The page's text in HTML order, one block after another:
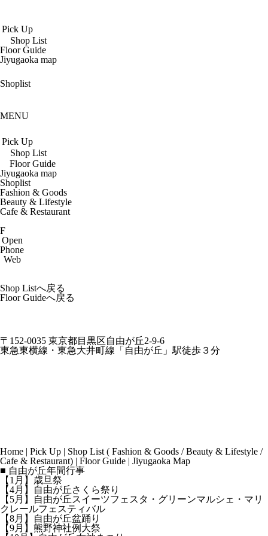
Pick Up
Shop List
Floor Guide
Jiyugaoka map
Shoplist
MENU
Pick Up
Shop List
Floor Guide
Jiyugaoka map
Shoplist
Fashion & Goods
Beauty & Lifestyle
Cafe & Restaurant
F
Open
Phone
Web
Shop Listへ戻る
Floor Guideへ戻る
〒152-0035 東京都目黒区自由が丘2-9-6
東急東横線・東急大井町線「自由が丘」駅徒歩３分
Home | Pick Up | Shop List ( Fashion & Goods /Beauty & Lifestyle /
Cafe & Restaurant) | Floor Guide | Jiyugaoka Map
■ 自由が丘年間行事
【1月】歳旦祭
【4月】自由が丘さくら祭り
【5月】自由が丘スイーツフェスタ・グリーンマルシェ・マリ
クレールフェスティバル
【8月】自由が丘盆踊り
【9月】熊野神社例大祭